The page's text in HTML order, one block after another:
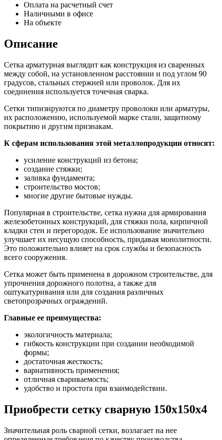
Оплата на расчетный счет
Наличными в офисе
На объекте
Описание
Сетка арматурная выглядит как конструкция из сваренных
между собой, на установленном расстоянии и под углом 90
градусов, стальных стержней или проволок. Для их
соединения используется точечная сварка.
Сетки типизируются по диаметру проволоки или арматуры,
их расположению, используемой марке стали, защитному
покрытию и другим признакам.
К сферам использования этой металлопродукции относят:
усиление конструкций из бетона;
создание стяжки;
заливка фундамента;
строительство мостов;
многие другие бытовые нужды.
Популярная в строительстве, сетка нужна для армирования
железобетонных конструкций, для стяжки пола, кирпичной
кладки стен и перегородок. Ее использование значительно
улучшает их несущую способность, придавая монолитности.
Это положительно влияет на срок службы и безопасность
всего сооружения.
Сетка может быть применена в дорожном строительстве, для
упрочнения дорожного полотна, а также для
оштукатуривания или для создания различных
светопрозрачных ограждений.
Главные ее преимущества:
экологичность материала;
гибкость конструкции при создании необходимой
формы;
достаточная жесткость;
вариативность применения;
отличная свариваемость;
удобство и простота при взаимодействии.
Приобрести сетку сварную 150х150х4
Значительная роль сварной сетки, возлагает на нее